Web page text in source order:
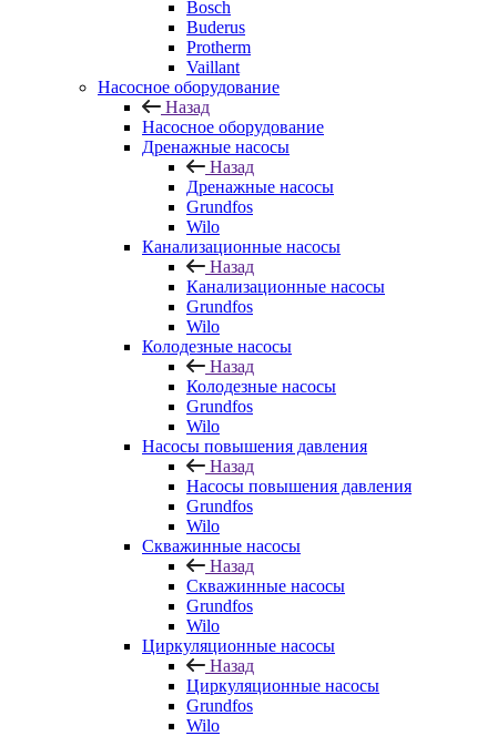
Bosch
Buderus
Protherm
Vaillant
Насосное оборудование
Назад
Насосное оборудование
Дренажные насосы
Назад
Дренажные насосы
Grundfos
Wilo
Канализационные насосы
Назад
Канализационные насосы
Grundfos
Wilo
Колодезные насосы
Назад
Колодезные насосы
Grundfos
Wilo
Насосы повышения давления
Назад
Насосы повышения давления
Grundfos
Wilo
Скважинные насосы
Назад
Скважинные насосы
Grundfos
Wilo
Циркуляционные насосы
Назад
Циркуляционные насосы
Grundfos
Wilo